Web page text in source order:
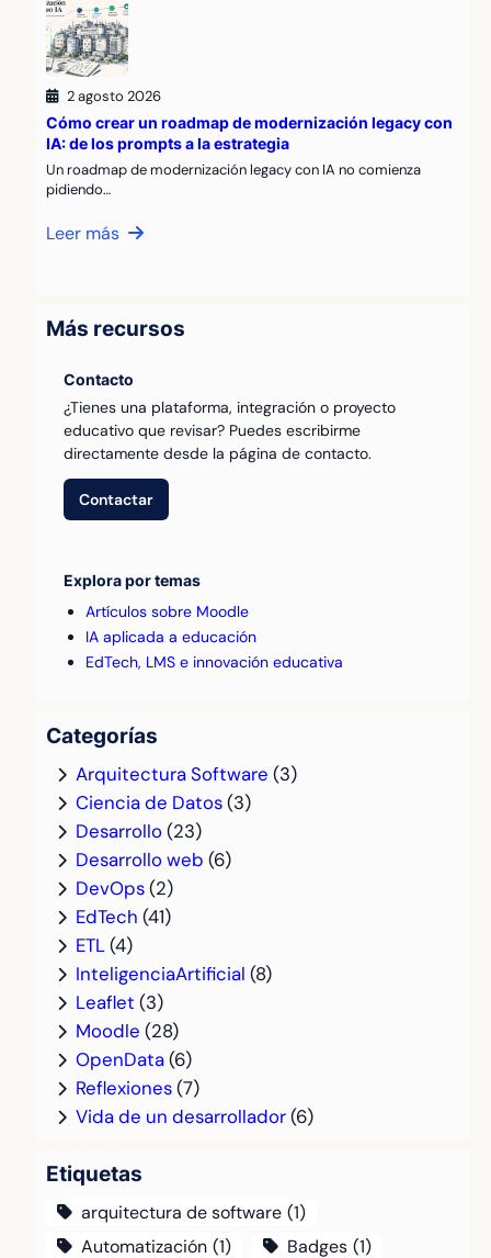
2 agosto 2026
Cómo crear un roadmap de modernización legacy con
IA: de los prompts a la estrategia
Un roadmap de modernización legacy con IA no comienza
pidiendo…
Leer más
Más recursos
Contacto
¿Tienes una plataforma, integración o proyecto
educativo que revisar? Puedes escribirme
directamente desde la página de contacto.
Contactar
Explora por temas
Artículos sobre Moodle
IA aplicada a educación
EdTech, LMS e innovación educativa
Categorías
Arquitectura Software (3)
Ciencia de Datos(3)
Desarrollo(23)
Desarrollo web (6)
DevOps(2)
EdTech (41)
ETL(4)
InteligenciaArtificial (8)
Leaflet (3)
Moodle (28)
OpenData(6)
Reflexiones(7)
Vida de un desarrollador(6)
Etiquetas
arquitectura de software (1)
Automatización (1) Badges (1)